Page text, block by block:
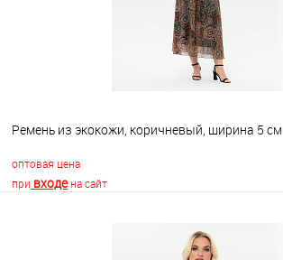
Ремень из экокожи, коричневый, ширина 5 см
оптовая цена
при входена сайт
В корзину